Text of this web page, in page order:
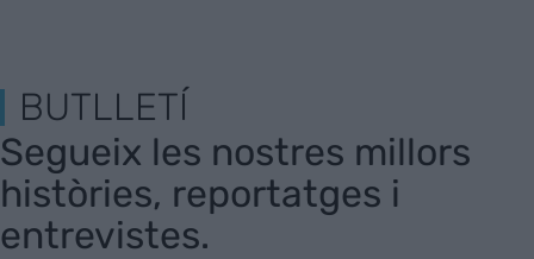
BUTLLETÍ
Segueix les nostres millors
històries, reportatges i
entrevistes.